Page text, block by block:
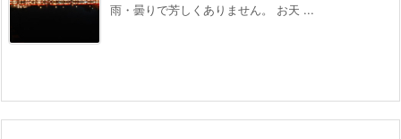
雨・曇りで芳しくありません。 お天 ...